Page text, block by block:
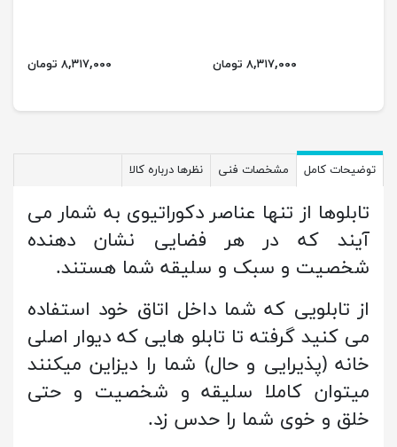
۸,۳۱۷,۰۰۰ تومان ۸,۳۱۷,۰۰۰ تومان
توضیحات کامل مشخصات فنی نظرها درباره کالا
تابلوها از تنها عناصر دکوراتیوی به شمار می
آیند که در هر فضایی نشان دهنده
شخصیت و سبک و سلیقه شما هستند.
از تابلویی که شما داخل اتاق خود استفاده
می کنید گرفته تا تابلو هایی که دیوار اصلی
خانه (پذیرایی و حال) شما را دیزاین میکنند
میتوان کاملا سلیقه و شخصیت و حتی
خلق و خوی شما را حدس زد.